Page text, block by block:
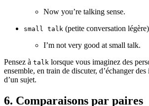
Now you’re talking sense.
small talk (petite conversation légère)
I’m not very good at small talk.
Pensez à talk lorsque vous imaginez des
ensemble, en train de discuter, d’échanger
d’un sujet.
6. Comparaisons par paires